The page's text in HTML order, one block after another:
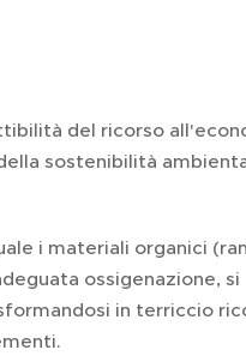
del ricorso
sostenibilità
i materiali organici
ossigenazione, si
in terriccio